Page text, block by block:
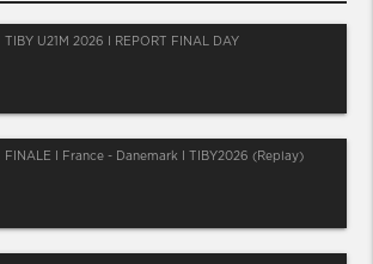
TIBY U21M 2026 I REPORT FINAL DAY
FINALE I France - Danemark I TIBY2026 (Replay)